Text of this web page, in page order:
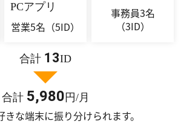
PCアプリ
営業5名 （5ID）
事務員3名
（3ID）
合計 13ID
合計 5,980 円/月
な端末に振り分けられます。